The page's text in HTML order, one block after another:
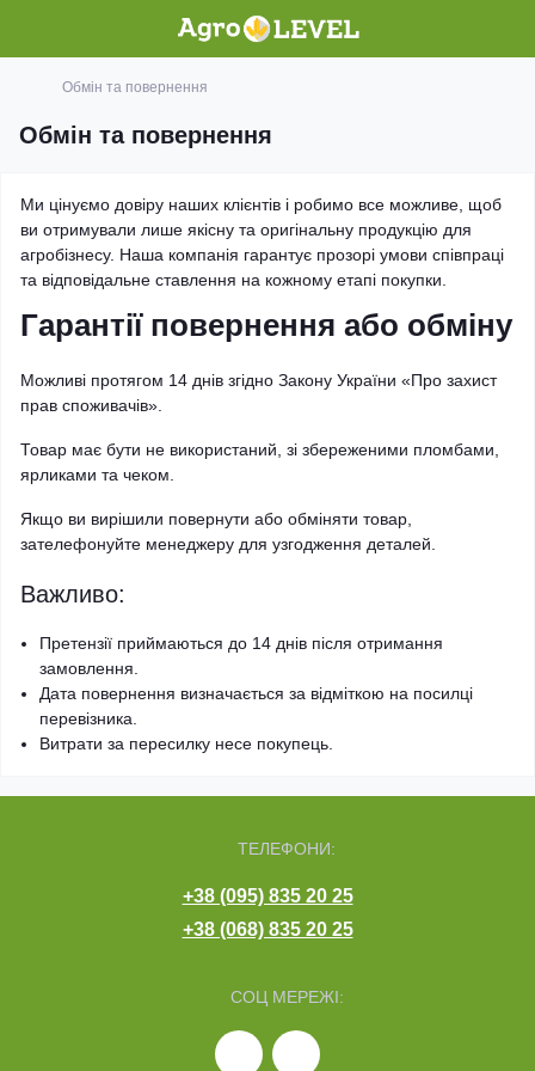
Обмін та повернення
Обмін та повернення
Ми цінуємо довіру наших клієнтів і робимо все можливе, щоб
ви отримували лише якісну та оригінальну продукцію для
агробізнесу. Наша компанія гарантує прозорі умови співпраці
та відповідальне ставлення на кожному етапі покупки.
Гарантії повернення або обміну
Можливі протягом 14 днів згідно Закону України «Про захист
прав споживачів».
Товар має бути не використаний, зі збереженими пломбами,
ярликами та чеком.
Якщо ви вирішили повернути або обміняти товар,
зателефонуйте менеджеру для узгодження деталей.
Важливо:
Претензії приймаються до 14 днів після отримання
замовлення.
Дата повернення визначається за відміткою на посилці
перевізника.
Витрати за пересилку несе покупець.
ТЕЛЕФОНИ:
+38 (095) 835 20 25
+38 (068) 835 20 25
СОЦ МЕРЕЖІ: